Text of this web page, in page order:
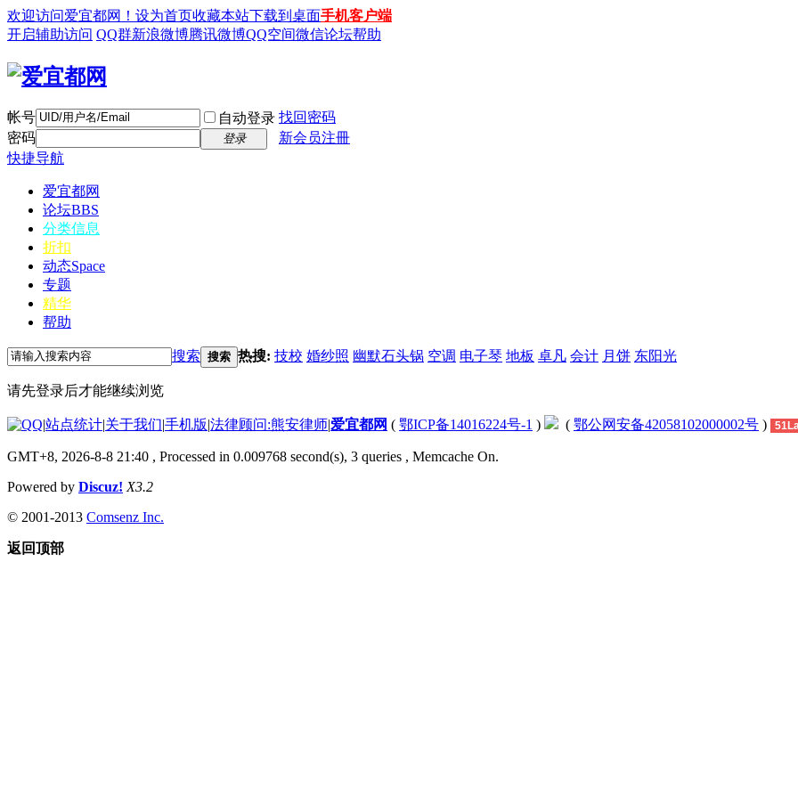
欢迎访问爱宜都网！ 设为首页收藏本站下载到桌面手机客户端
开启辅助访问 QQ群新浪微博腾讯微博QQ空间微信论坛帮助
帐号 自动登录 找回密码
密码
登录
新会员注冊
快捷导航
爱宜都网
论坛BBS
分类信息
折扣
动态Space
专题
精华
帮助
搜索 搜索 热搜: 技校 婚纱照 幽默石头锅 空调 电子琴 地板 卓凡 会计 月饼 东阳光
请先登录后才能继续浏览
|站点统计|关于我们|手机版|法律顾问:熊安律师|爱宜都网 ( 鄂ICP备14016224号-1 ) ( 鄂公网安备42058102000002号 )
GMT+8, 2026-8-8 21:40 , Processed in 0.009768 second(s), 3 queries , Memcache On.
Powered by Discuz! X3.2
© 2001-2013 Comsenz Inc.
返回顶部